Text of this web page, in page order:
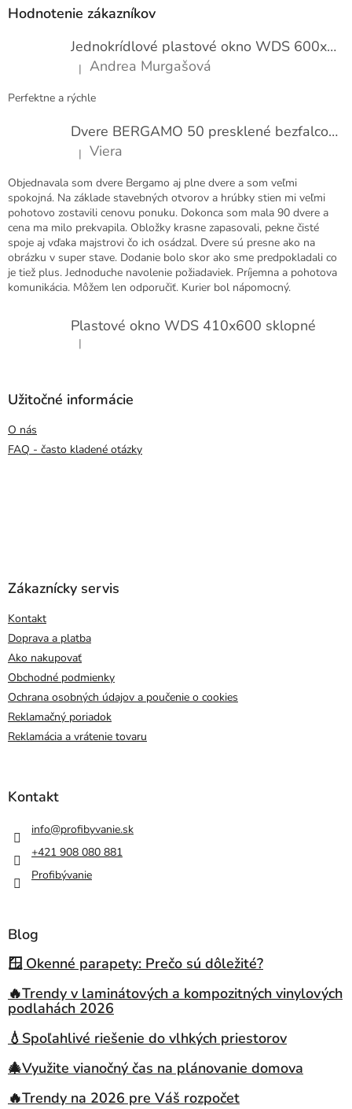
Hodnotenie zákazníkov
Jednokrídlové plastové okno WDS 600x1000
Hodnotenie produktu je 5 z 5 hviezdičiek.
| Andrea Murgašová
Perfektne a rýchle
Dvere BERGAMO 50 presklené bezfalcové EXTRA
Hodnotenie produktu je 5 z 5 hviezdičiek.
| Viera
Objednavala som dvere Bergamo aj plne dvere a som veľmi
spokojná. Na základe stavebných otvorov a hrúbky stien mi veľmi
pohotovo zostavili cenovu ponuku. Dokonca som mala 90 dvere a
cena ma milo prekvapila. Obložky krasne zapasovali, pekne čisté
spoje aj vďaka majstrovi čo ich osádzal. Dvere sú presne ako na
obrázku v super stave. Dodanie bolo skor ako sme predpokladali co
je tiež plus. Jednoduche navolenie požiadaviek. Príjemna a pohotova
komunikácia. Môžem len odporučiť. Kurier bol nápomocný.
Plastové okno WDS 410x600 sklopné
Hodnotenie produktu je 5 z 5 hviezdičiek.
|
Užitočné informácie
O nás
FAQ - často kladené otázky
Zákaznícky servis
Kontakt
Doprava a platba
Ako nakupovať
Obchodné podmienky
Ochrana osobných údajov a poučenie o cookies
Reklamačný poriadok
Reklamácia a vrátenie tovaru
Kontakt
info@profibyvanie.sk
+421 908 080 881
Profibývanie
Blog
🪟 Okenné parapety: Prečo sú dôležité?
🔥Trendy v laminátových a kompozitných vinylových
podlahách 2026
💧Spoľahlivé riešenie do vlhkých priestorov
🎄Využite vianočný čas na plánovanie domova
🔥Trendy na 2026 pre Váš rozpočet